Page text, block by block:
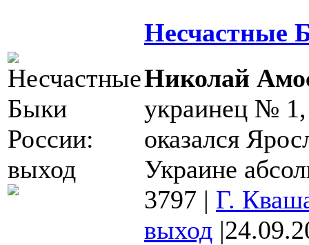
Несчастные
Николай
украинец № 1,
оказался
Украине
3797 | Г.
выход |